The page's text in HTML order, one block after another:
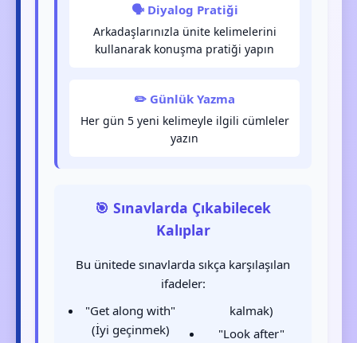
🗣️ Diyalog Pratiği
Arkadaşlarınızla ünite kelimelerini
kullanarak konuşma pratiği yapın
✏️ Günlük Yazma
Her gün 5 yeni kelimeyle ilgili cümleler
yazın
🎯 Sınavlarda Çıkabilecek
Kalıplar
Bu ünitede sınavlarda sıkça karşılaşılan
ifadeler:
"Get along with"
(İyi geçinmek)
kalmak)
"Look after"